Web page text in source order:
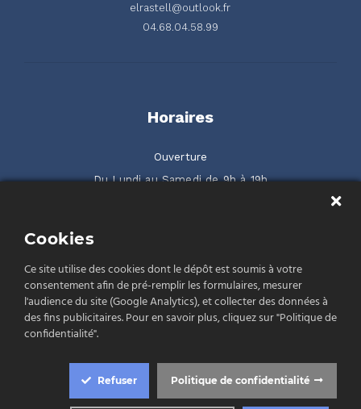
elrastell@outlook.fr
04.68.04.58.99
Horaires
Ouverture
Du Lundi au Samedi de 9h à 19h
Mentions légales
© 2026 - El Rastell
Cookie Box Settings
Cookies
Ce site utilise des cookies dont le dépôt est soumis à votre
consentement afin de pré-remplir les formulaires, mesurer
l'audience du site (Google Analytics), et collecter des données à
des fins publicitaires. Pour en savoir plus, cliquez sur "Politique de
confidentialité".
Politique de confidentialité
Refuser